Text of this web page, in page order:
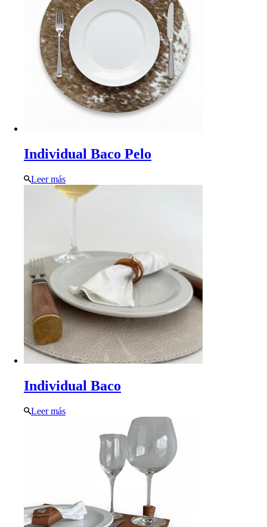
Individual Baco Pelo
Leer más
Individual Baco
Leer más